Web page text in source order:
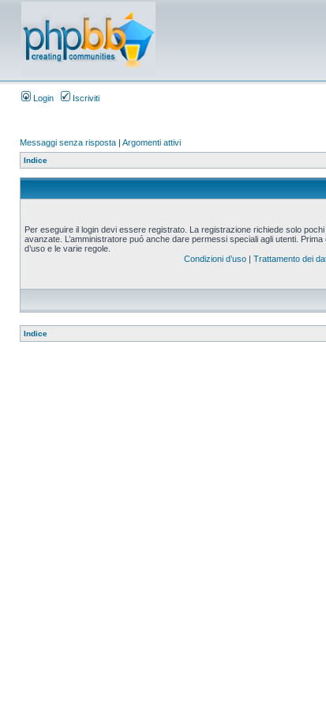
Login Iscriviti
Messaggi senza risposta | Argomenti attivi
Indice
Per eseguire il login devi essere registrato. La registrazione richiede solo
avanzate. L’amministratore puó anche dare permessi speciali agli utenti.
d’uso e le varie regole.
Condizioni d’uso | Trattamento dei
Indice